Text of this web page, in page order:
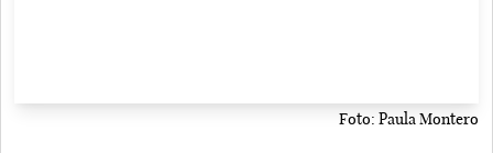
Foto: Paula Montero